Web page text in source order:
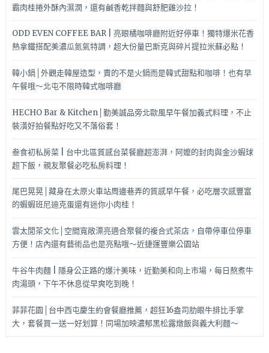
霸肉桂捲外酥內濕潤，還有鹹香乾拌麵與舒肥雞沙拉！
ODD EVEN COFFEE BAR | 亮眼橘咖啡廳附近好停車！獨特爆米花香
熱拿鐵搭配美濃瓜氮氣特調，超大份量巴斯克與碎片提拉米蘇必點！
韓小鍋│外觀走韓屋造型，賣的不是火鍋而是韓式甜點和咖啡！也有早
午餐哦～北屯不限時韓式咖啡廳
HECHO Bar & Kitchen│勤美誠品旁北歐風早午餐加義式料理，不止
裝潢好拍餐點好吃又不落俗套！
叁食初私房菜 | 台中北區質感台菜餐廳超澎湃，阿嬤的封肉與金沙蝦球
超下飯，親友聚餐必吃私房料理！
尾巴晃晃│藏身在太原火車站周邊巷弄的質感早午餐，必吃層次感豐富
的蝦蝦班尼迪克蛋還有迷你小肉桂！
雲太閒茶文化│空間寬敞漂亮適合聚餐的複合式茶店，自帶停車位停車
方便！店內還有藝術品也是亮點哦～近捷運豐樂公園站
牛谷牛肉麵 | 隱身公正路的爆汁美味，近勤美和向上市場，每日熬煮牛
肉湯頭，下午不休息從早爽吃到晚！
菲菲花園│台中西屯慶生約會餐廳推薦，超狂16盎司肋眼牛排比手掌
大，套餐買一送一好划算！同場加映濃郁黑松露燉飯與義大利麵～